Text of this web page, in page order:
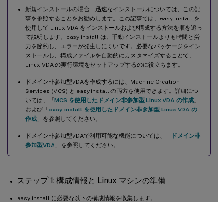
新規インストールの場合、迅速なインストールについては、この記
事を参照することをお勧めします。この記事では、easy install を
使用して Linux VDA をインストールおよび構成する方法を順を追っ
て説明します。easy install は、手動インストールよりも時間と労
力を節約し、エラーが発生しにくいです。必要なパッケージをイン
ストールし、構成ファイルを自動的にカスタマイズすることで、
Linux VDA の実行環境をセットアップするのに役立ちます。
ドメイン非参加型VDAを作成するには、Machine Creation
Services (MCS) と easy install の両方を使用できます。詳細につ
いては、「MCS を使用したドメイン非参加型 Linux VDA の作成 」
および「easy install を使用したドメイン非参加型 Linux VDA の
作成 」を参照してください。
ドメイン非参加型VDAで利用可能な機能については、「 ドメイン非
参加型VDA 」を参照してください。
ステップ 1: 構成情報と Linux マシンの準備
easy install に必要な以下の構成情報を収集します。
SSSDを使用したドメイン参加の失敗
Ubuntu デスクトップセッションのグレースクリーン表示
ホームディレクトリの欠落による Ubuntu デスクトップセッショ
ン起動の失敗
dbus エラーによるセッション起動失敗または即時終了
SELinux による SSHD のホームディレクトリへのアクセス防止